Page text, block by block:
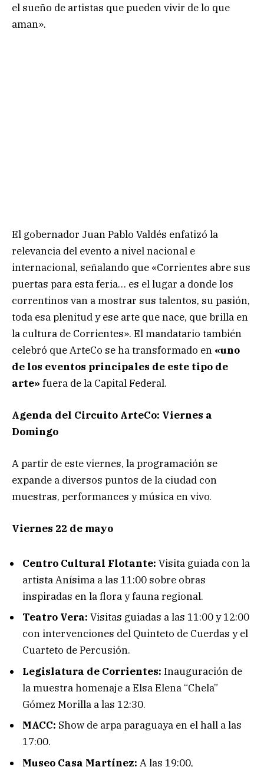
el sueño de artistas que pueden vivir de lo que
aman».
El gobernador Juan Pablo Valdés enfatizó la
relevancia del evento a nivel nacional e
internacional, señalando que «Corrientes abre sus
puertas para esta feria… es el lugar a donde los
correntinos van a mostrar sus talentos, su pasión,
toda esa plenitud y ese arte que nace, que brilla en
la cultura de Corrientes». El mandatario también
celebró que ArteCo se ha transformado en «uno
de los eventos principales de este tipo de
arte» fuera de la Capital Federal.
Agenda del Circuito ArteCo: Viernes a
Domingo
A partir de este viernes, la programación se
expande a diversos puntos de la ciudad con
muestras, performances y música en vivo.
Viernes 22 de mayo
Centro Cultural Flotante: Visita guiada con la
artista Anísima a las 11:00 sobre obras
inspiradas en la flora y fauna regional.
Teatro Vera: Visitas guiadas a las 11:00 y 12:00
con intervenciones del Quinteto de Cuerdas y el
Cuarteto de Percusión.
Legislatura de Corrientes: Inauguración de
la muestra homenaje a Elsa Elena “Chela”
Gómez Morilla a las 12:30.
MACC: Show de arpa paraguaya en el hall a las
17:00.
Museo Casa Martínez: A las 19:00,